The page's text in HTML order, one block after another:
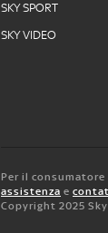
SKY SPORT
SKY VIDEO
Per il consumatore
assistenza e
Copyright 2025